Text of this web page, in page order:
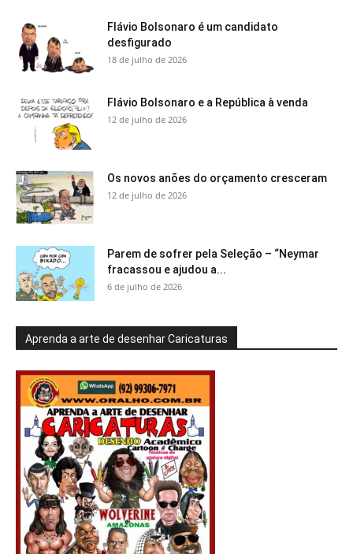
Flávio Bolsonaro é um candidato
desfigurado
18 de julho de 2026
Flávio Bolsonaro e a República à venda
12 de julho de 2026
Os novos anões do orçamento cresceram
12 de julho de 2026
Parem de sofrer pela Seleção – “Neymar
fracassou e ajudou a...
6 de julho de 2026
Aprenda a arte de desenhar Caricaturas